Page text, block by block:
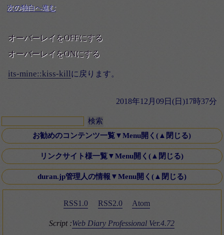
次の独白へ進む
オーバーレイをOFFにする
オーバーレイをONにする
its-mine::kiss-killに戻ります。
2018年12月09日(日)17時37分
お勧めのコンテンツ一覧▼Menu開く(▲閉じる)
第十八話・外伝「Down ！」K氏より寄稿
Old Fashioned Love Songシリーズ
映画 いつかA列車に乗って 2003年
ミステリースポット10 青木が原樹海・夜の国道139号線
復刻版 itt-your-a! その8 僕はブッシュマン＾＾
リンクサイト様一覧▼Menu開く(▲閉じる)
文芸Webサーチ
K-電子計算機同好会
Four Silver Rings
Brown_eyes Hobby Square
duran.jp管理人の情報▼Menu開く(▲閉じる)
RSS1.0 RSS2.0 Atom
Script :Web Diary Professional Ver.4.72